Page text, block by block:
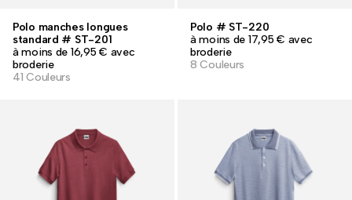
Polo manches longues
standard # ST-201
à moins de 16,95 € avec
broderie
41 Couleurs
Polo # ST-220
à moins de 17,95 € avec
broderie
8 Couleurs